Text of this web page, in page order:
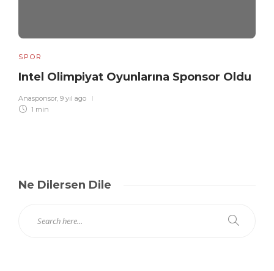
SPOR
Intel Olimpiyat Oyunlarına Sponsor Oldu
Anasponsor, 9 yıl ago
1 min
Ne Dilersen Dile